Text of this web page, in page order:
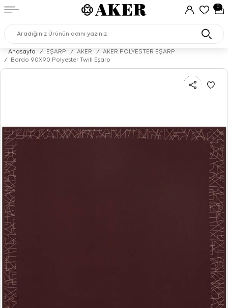
0
Anasayfa / EŞARP / AKER /
AKER POLYESTER EŞARP
/
Bordo 90X90 Polyester Twill Eşarp